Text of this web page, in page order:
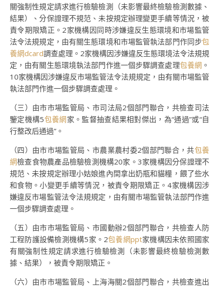
關強制性規定請求進行檢驗檢測（未影響最終檢驗檢測數據、
結果）、分保證理不規范、未按規定辦理變更手續等情況，被
責令期限矯正。2家機構因同時涉嫌違反生態環境和市場監管
法令法規規定，由有關生態環境和市場監管執法部門作同步包
養網dcard調查處理。2家機構因涉嫌違反生態環境法令法規規
定，由有關生態環境執法部門作進一個步驟調查處理包養網 。
10家機構因涉嫌違反市場監管法令法規規定，由有關市場監管
執法部門作進一個步驟調查處理。
（三）由市市場監管局、市司法局2個部門聯合，共檢查司法
鑒定機構5包養網家。監督抽查結果相對傑出，為“通過”或“自
行整改后通過”。
（四）由市市場監管局、市農業農村委2個部門聯合，共包養
網檢查食物農產品檢驗檢測機構20家。3家機構因分保證理不
規范、未按規定辦理小姑娘進內間拿出奶瓶和貓糧，餵了些水
和食物。小變更手續等情況，被責令期限矯正。4家機構因涉
嫌違反市場監管法令法規規定，由有關市場監管執法部門作進
一個步驟調查處理。
（五）由市市場監管局、市國動辦2個部門聯合，共檢查人防
工程防護設備檢測機構5家。2包養網ppt家機構因未依照國家
有關強制性規定請求進行檢驗檢測（未影響最終檢驗檢測數
據、結果），被責令期限矯正。
（六）由市市場監管局、上海海關2個部門聯合，共檢查進出